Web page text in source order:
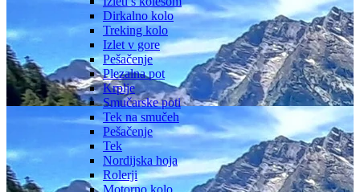
Dirkalno kolo
Treking kolo
Izlet v gore
Pešačenje
Plezalna pot
Krplje
Smučarske poti
Tek na smučeh
Pešačenje
Tek
Nordijska hoja
Rolerji
Motorno kolo